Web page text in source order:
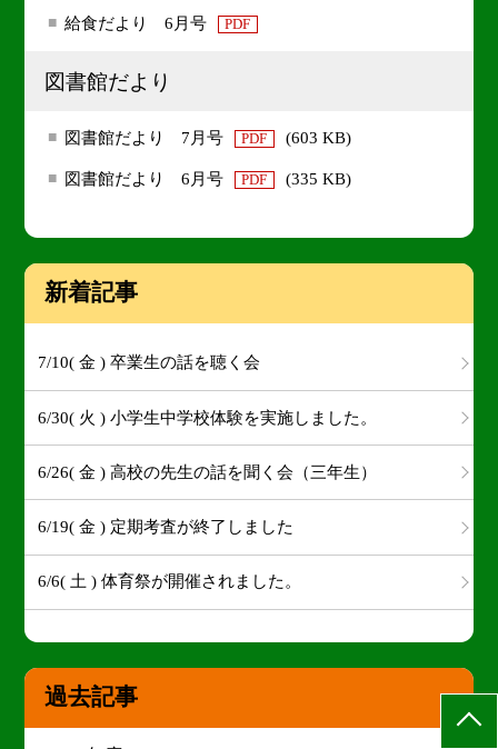
給食だより 6月号 PDF
図書館だより
図書館だより 7月号 PDF (603 KB)
図書館だより 6月号 PDF (335 KB)
新着記事
7/10( 金 ) 卒業生の話を聴く会
6/30( 火 ) 小学生中学校体験を実施しました。
6/26( 金 ) 高校の先生の話を聞く会（三年生）
6/19( 金 ) 定期考査が終了しました
6/6( 土 ) 体育祭が開催されました。
過去記事